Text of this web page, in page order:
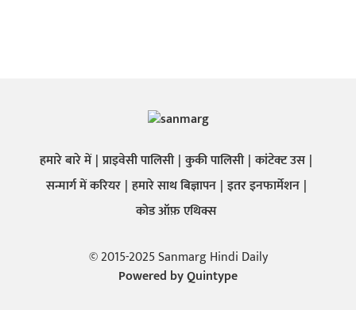
हमारे बारे में प्राइवेसी पालिसी कुकी पालिसी कांटेक्ट उस
सन्मार्ग में करियर हमारे साथ बिज्ञापन इतर इनफार्मेशन
कोड ऑफ़ एथिक्स
© 2015-2025 Sanmarg Hindi Daily
Powered byQuintype